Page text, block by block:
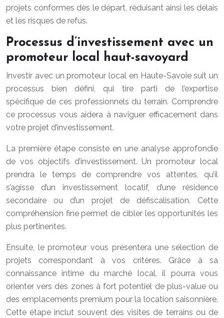
projets conformes dès le départ, réduisant ainsi les délais
et les risques de refus.
Processus d’investissement avec un
promoteur local haut-savoyard
Investir avec un promoteur local en Haute-Savoie suit un
processus bien défini, qui tire parti de l’expertise
spécifique de ces professionnels du terrain. Comprendre
ce processus vous aidera à naviguer efficacement dans
votre projet d’investissement.
La première étape consiste en une analyse approfondie
de vos objectifs d’investissement. Un promoteur local
prendra le temps de comprendre vos attentes, qu’il
s’agisse d’un investissement locatif, d’une résidence
secondaire ou d’un projet de défiscalisation. Cette
compréhension fine permet de cibler les opportunités les
plus pertinentes.
Ensuite, le promoteur vous présentera une sélection de
projets correspondant à vos critères. Grâce à sa
connaissance intime du marché local, il pourra vous
orienter vers des zones à fort potentiel de plus-value ou
des emplacements premium pour la location saisonnière.
Cette étape inclut souvent des visites de terrains ou de